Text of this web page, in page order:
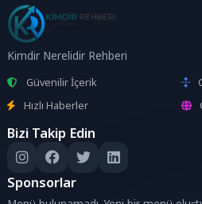
Kimdir Nerelidir Rehberi
Güvenilir İçerik
Hızlı Haberler
Bizi Takip Edin
Sponsorlar